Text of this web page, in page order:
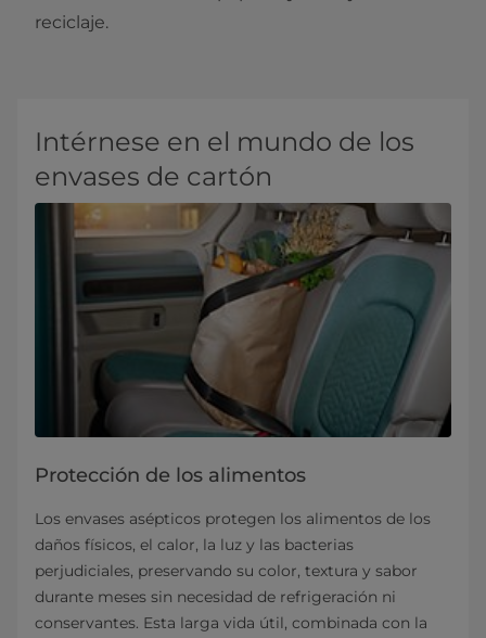
reciclaje.
Intérnese en el mundo de los
envases de cartón
Protección de los alimentos
Los envases asépticos protegen los alimentos de los
daños físicos, el calor, la luz y las bacterias
perjudiciales, preservando su color, textura y sabor
durante meses sin necesidad de refrigeración ni
conservantes. Esta larga vida útil, combinada con la